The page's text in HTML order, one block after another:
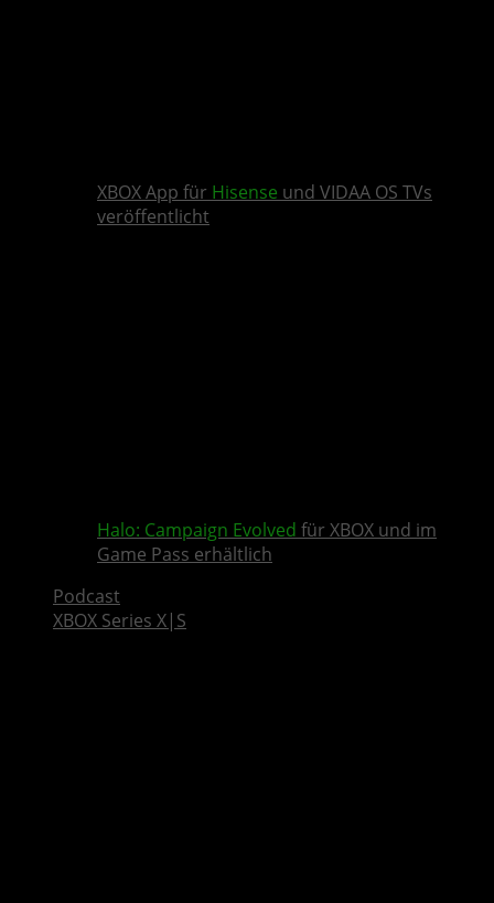
XBOX App für Hisense und VIDAA OS TVs
veröffentlicht
Halo: Campaign Evolved für XBOX und im
Game Pass erhältlich
Podcast
XBOX Series X|S